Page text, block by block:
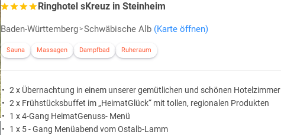
Ringhotel sKreuz in Steinheim
Baden-Württemberg Schwäbische Alb (Karte öffnen)
Sauna Massagen Dampfbad Ruheraum
2 x Übernachtung in einem unserer gemütlichen und schönen Hotelzimmer
2 x Frühstücksbuffet im „HeimatGlück“ mit tollen, regionalen Produkten
1 x 4-Gang HeimatGenuss- Menü
1 x 5 - Gang Menüabend vom Ostalb-Lamm